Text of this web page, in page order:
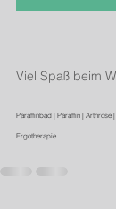
Viel Spaß beim
Paraffinbad | Paraffin | Arthrose
Ergotherapie